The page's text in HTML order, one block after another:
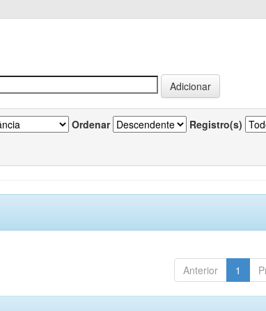
Ordenar Registro(s)
Anterior 1